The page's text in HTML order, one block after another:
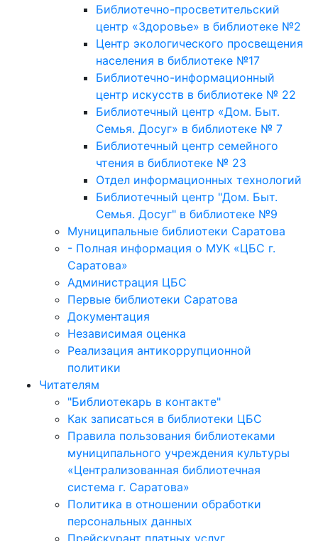
Библиотечно-просветительский
центр «Здоровье» в библиотеке №2
Центр экологического просвещения
населения в библиотеке №17
Библиотечно-информационный
центр искусств в библиотеке № 22
Библиотечный центр «Дом. Быт.
Семья. Досуг» в библиотеке № 7
Библиотечный центр семейного
чтения в библиотеке № 23
Отдел информационных технологий
Библиотечный центр "Дом. Быт.
Семья. Досуг" в библиотеке №9
Муниципальные библиотеки Саратова
- Полная информация о МУК «ЦБС г.
Саратова»
Администрация ЦБС
Первые библиотеки Саратова
Документация
Независимая оценка
Реализация антикоррупционной
политики
Читателям
"Библиотекарь в контакте"
Как записаться в библиотеки ЦБС
Правила пользования библиотеками
муниципального учреждения культуры
«Централизованная библиотечная
система г. Саратова»
Политика в отношении обработки
персональных данных
Прейскурант платных услуг